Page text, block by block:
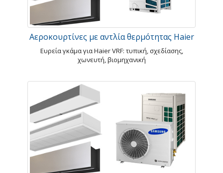
Αεροκουρτίνες με αντλία θερμότητας Haier
Ευρεία γκάμα για Haier VRF: τυπική, σχεδίασης,
χωνευτή, βιομηχανική